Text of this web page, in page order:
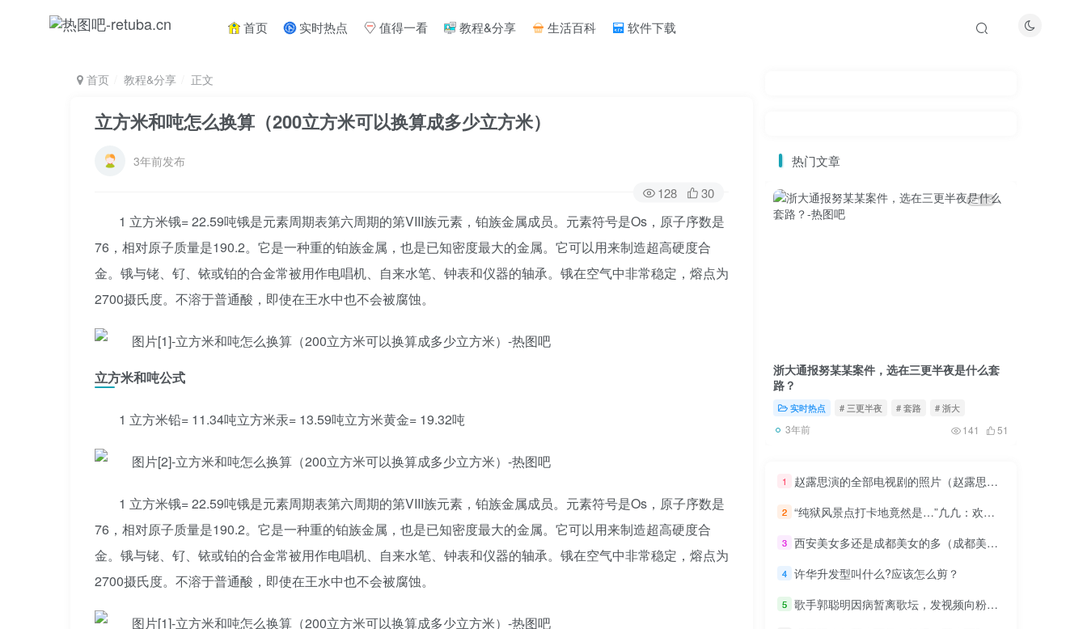
首页 实时热点 值得一看 教程&分享 生活百科 软件下载
首页 教程&分享 正文
立方米和吨怎么换算（200立方米可以换算成多少立方米）
3年前发布
128 30
1 立方米锇= 22.59吨锇是元素周期表第六周期的第VIII族元素，铂族金属成员。元素符号是Os，原子序数是
76，相对原子质量是190.2。它是一种重的铂族金属，也是已知密度最大的金属。它可以用来制造超高硬度合
金。锇与铑、钌、铱或铂的合金常被用作电唱机、自来水笔、钟表和仪器的轴承。锇在空气中非常稳定，熔点为
2700摄氏度。不溶于普通酸，即使在王水中也不会被腐蚀。
立方米和吨公式
1 立方米铅= 11.34吨立方米汞= 13.59吨立方米黄金= 19.32吨
1 立方米锇= 22.59吨锇是元素周期表第六周期的第VIII族元素，铂族金属成员。元素符号是Os，原子序数是
76，相对原子质量是190.2。它是一种重的铂族金属，也是已知密度最大的金属。它可以用来制造超高硬度合
金。锇与铑、钌、铱或铂的合金常被用作电唱机、自来水笔、钟表和仪器的轴承。锇在空气中非常稳定，熔点为
2700摄氏度。不溶于普通酸，即使在王水中也不会被腐蚀。
热门文章
13
浙大通报努某某案件，选在三更半夜是什么套
路？
实时热点 # 三更半夜 # 套路 # 浙大
3年前 141 51
1 赵露思演的全部电视剧的照片（赵露思演过的电视剧哪些值得看）
2 “纯狱风景点打卡地竟然是…”凢凢：欢迎来我家！！
3 西安美女多还是成都美女的多（成都美女与重庆美女比较）
4 许华升发型叫什么?应该怎么剪？
5 歌手郭聪明因病暂离歌坛，发视频向粉丝道歉，满眼泪水心有不甘